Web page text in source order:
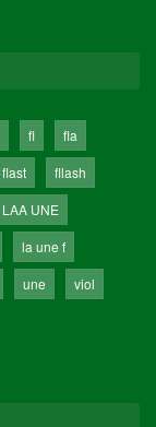
fl
fla
flast
fllash
LAA UNE
la une f
une
viol